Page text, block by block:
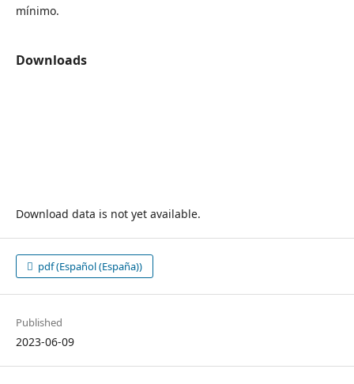
mínimo.
Downloads
Download data is not yet available.
pdf (Español (España))
Published
2023-06-09